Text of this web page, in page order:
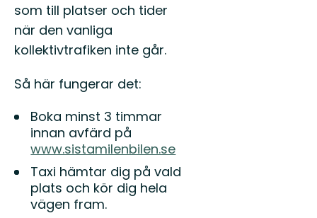
som till platser och tider
när den vanliga
kollektivtrafiken inte går.
Så här fungerar det:
Boka minst 3 timmar
innan avfärd på
www.sistamilenbilen.se
Taxi hämtar dig på vald
plats och kör dig hela
vägen fram.